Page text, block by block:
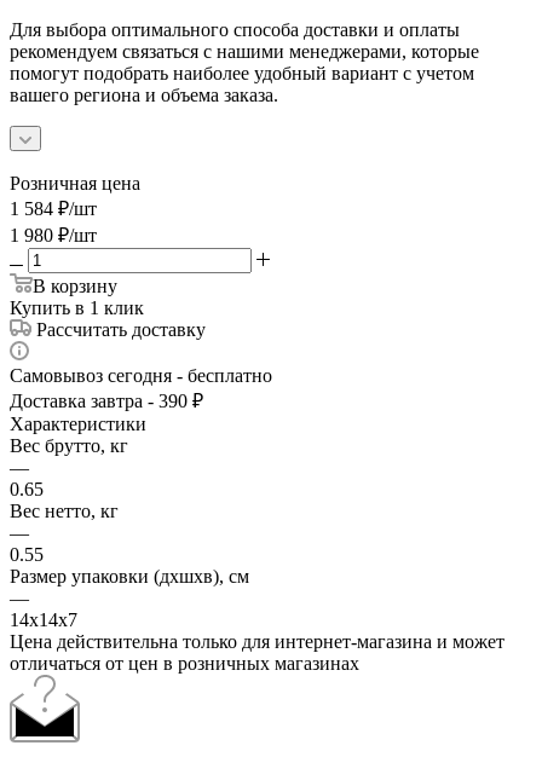
Для выбора оптимального способа доставки и оплаты
рекомендуем связаться с нашими менеджерами, которые
помогут подобрать наиболее удобный вариант с учетом
вашего региона и объема заказа.
Розничная цена
1 584 ₽/шт
1 980 ₽/шт
В корзину
Купить в 1 клик
Рассчитать доставку
Самовывоз сегодня - бесплатно
Доставка завтра - 390 ₽
Характеристики
Вес брутто, кг
—
0.65
Вес нетто, кг
—
0.55
Размер упаковки (дхшхв), см
—
14х14х7
Цена действительна только для интернет-магазина и может
отличаться от цен в розничных магазинах